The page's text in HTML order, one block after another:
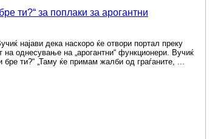
ти?“ за поплаки за арогантни
најави дека наскоро ќе отвори портал преку
на однесување на „арогантни“ функционери. Вучиќ
бре ти?“ „Таму ќе примам жалби од граѓаните, ...